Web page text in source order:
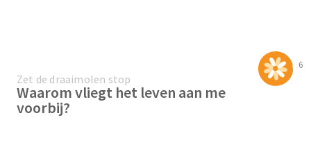
6
Zet de draaimolen stop
Waarom vliegt het leven aan me
voorbij?